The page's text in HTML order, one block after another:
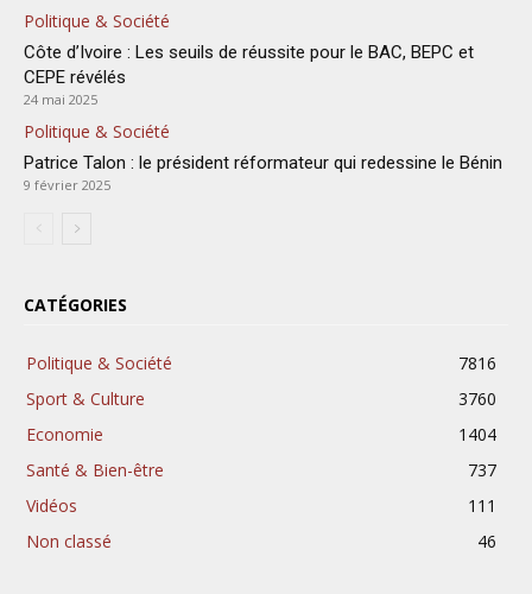
Politique & Société
Côte d’Ivoire : Les seuils de réussite pour le BAC, BEPC et
CEPE révélés
24 mai 2025
Politique & Société
Patrice Talon : le président réformateur qui redessine le Bénin
9 février 2025
CATÉGORIES
Politique & Société
7816
Sport & Culture
3760
Economie
1404
Santé & Bien-être
737
Vidéos
111
Non classé
46